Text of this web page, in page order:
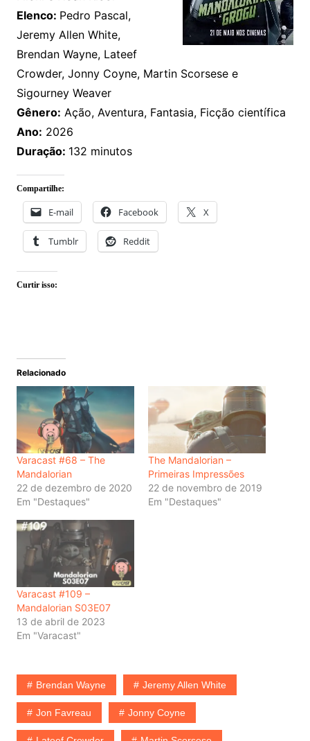
Elenco: Pedro Pascal,
Jeremy Allen White,
Brendan Wayne, Lateef
Crowder, Jonny Coyne, Martin Scorsese e
Sigourney Weaver
Gênero: Ação, Aventura, Fantasia, Ficção científica
Ano: 2026
Duração: 132 minutos
Compartilhe:
E-mail Facebook X
Tumblr Reddit
Curtir isso:
Relacionado
Varacast #68 – The
Mandalorian
22 de dezembro de 2020
Em "Destaques"
The Mandalorian –
Primeiras Impressões
22 de novembro de 2019
Em "Destaques"
Varacast #109 –
Mandalorian S03E07
13 de abril de 2023
Em "Varacast"
Brendan Wayne Jeremy Allen White
Jon Favreau Jonny Coyne